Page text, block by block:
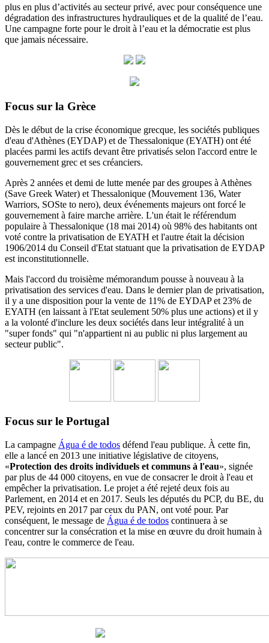
plus en plus d’activités au secteur privé, avec pour conséquence une
dégradation des infrastructures hydrauliques et de la qualité de l’eau.
Une campagne forte pour le droit à l’eau et la démocratie est plus
que jamais nécessaire.
Focus sur la Grèce
Dès le début de la crise économique grecque, les sociétés publiques
d'eau d'Athènes (EYDAP) et de Thessalonique (EYATH) ont été
placées parmi les actifs devant être privatisés selon l'accord entre le
gouvernement grec et ses créanciers.
Après 2 années et demi de lutte menée par des groupes à Athènes
(Save Greek Water) et Thessalonique (Mouvement 136, Water
Warriors, SOSte to nero), deux événements majeurs ont forcé le
gouvernement à faire marche arrière. L'un était le référendum
populaire à Thessalonique (18 mai 2014) où 98% des habitants ont
voté contre la privatisation de EYATH et l'autre était la décision
1906/2014 du Conseil d'Etat statuant que la privatisation de EYDAP
est inconstitutionnelle.
Mais l'accord du troisième mémorandum pousse à nouveau à la
privatisation des services d'eau. Dans le dernier plan de privatisation,
il y a une disposition pour la vente de 11% de EYDAP et 23% de
EYATH (en laissant à l'Etat seulement 50% plus une actions) et il y
a la volonté d'inclure les deux sociétés dans leur intégralité à un
"super fonds" qui "n'appartient ni au public ni plus largement au
secteur public".
Focus sur le Portugal
La campagne Água é de todos défend l'eau publique. À cette fin,
elle a lancé en 2013 une initiative législative de citoyens,
«Protection des droits individuels et communs à l'eau», signée
par plus de 44 000 citoyens, en vue de consacrer le droit à l'eau et
empêcher la privatisation. Le projet a été rejeté deux fois au
Parlement, en 2014 et en 2017. Seuls les députés du PCP, du BE, du
PEV, rejoints en 2017 par ceux du PAN, ont voté pour. Par
conséquent, le message de Água é de todos continuera à se
concentrer sur la consécration et la mise en œuvre du droit humain à
l'eau, contre le commerce de l'eau.